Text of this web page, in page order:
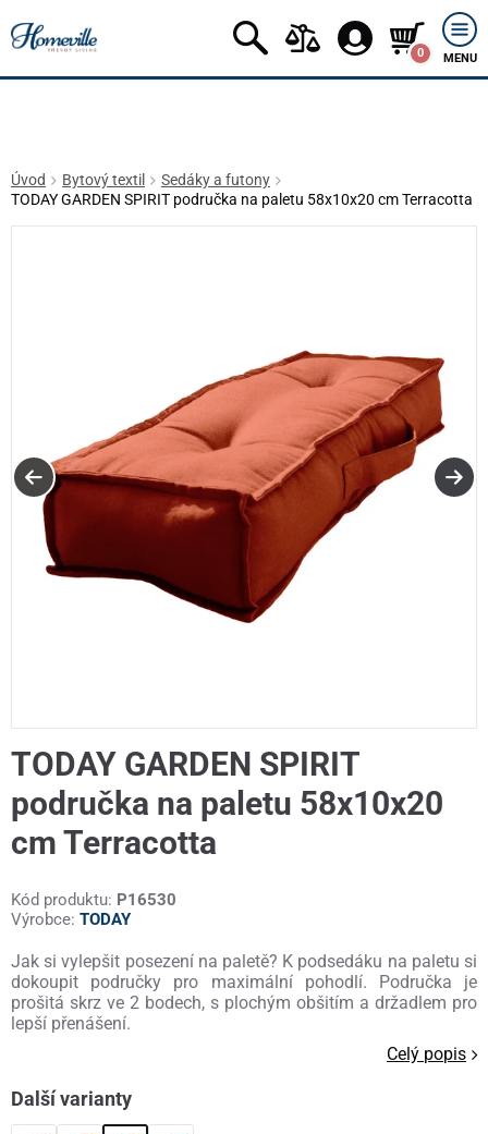
0 MENU
Úvod Bytový textil
Sedáky a futony
TODAY GARDEN SPIRIT područka na paletu 58x10x20 cm Terracotta
TODAY GARDEN SPIRIT
područka na paletu 58x10x20
cm Terracotta
Kód produktu: P16530
Výrobce: TODAY
Jak si vylepšit posezení na paletě? K podsedáku na paletu si
dokoupit područky pro maximální pohodlí. Područka je
prošitá skrz ve 2 bodech, s plochým obšitím a držadlem pro
lepší přenášení.
Celý popis
Další varianty